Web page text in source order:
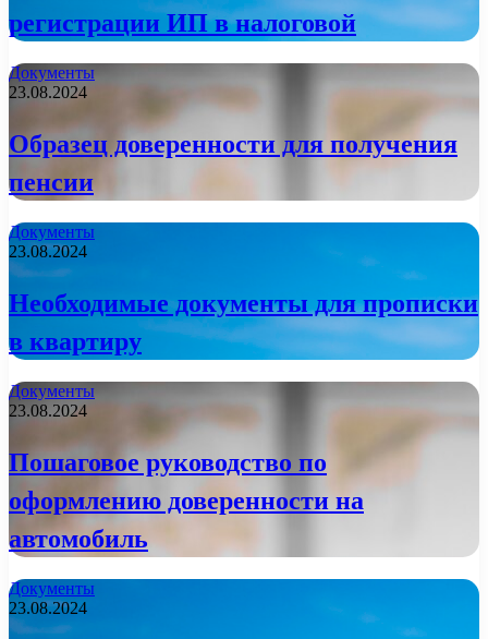
регистрации ИП в налоговой
Документы
23.08.2024
Образец доверенности для получения
пенсии
Документы
23.08.2024
Необходимые документы для прописки
в квартиру
Документы
23.08.2024
Пошаговое руководство по
оформлению доверенности на
автомобиль
Документы
23.08.2024